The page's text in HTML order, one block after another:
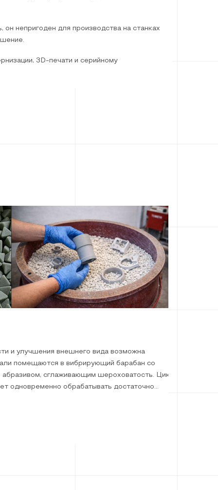
непригоден для производства на станках
3D-печати и серийному
и улучшения внешнего вида возможна
помещаются в вибрирующий барабан со
сглаживающим шероховатость. Цикл
одновременно обрабатывать достаточно